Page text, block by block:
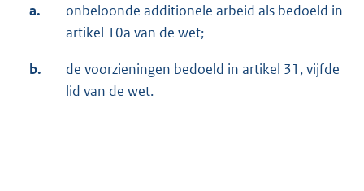
a.
onbeloonde additionele arbeid als bedoeld in
artikel 10a van de wet;
b.
de voorzieningen bedoeld in artikel 31, vijfde
lid van de wet.